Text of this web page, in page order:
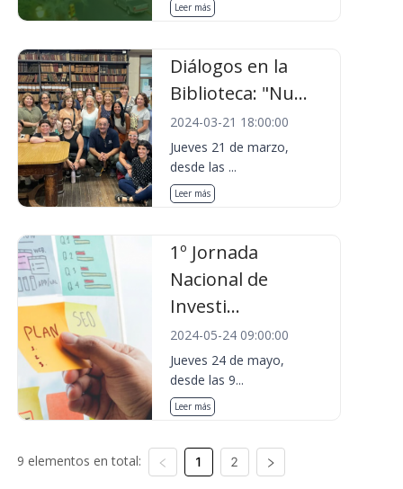
Leer más
Diálogos en la
Biblioteca: "Nu...
2024-03-21 18:00:00
Jueves 21 de marzo,
desde las ...
Leer más
1º Jornada
Nacional de
Investi...
2024-05-24 09:00:00
Jueves 24 de mayo,
desde las 9...
Leer más
9 elementos en total: 1 2